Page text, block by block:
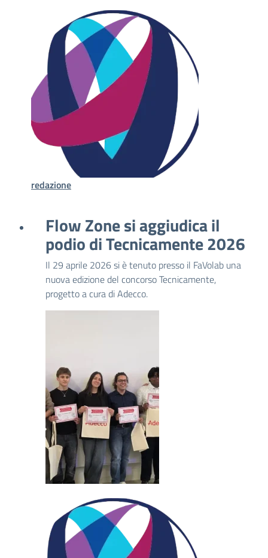
redazione
Flow Zone si aggiudica il
podio di Tecnicamente 2026
Il 29 aprile 2026 si è tenuto presso il FaVolab una
nuova edizione del concorso Tecnicamente,
progetto a cura di Adecco.